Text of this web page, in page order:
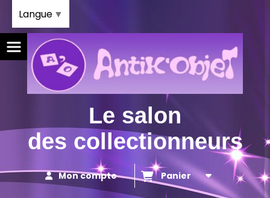
Le salon
des collectionneurs
Mon compte Panier
Langue ▼